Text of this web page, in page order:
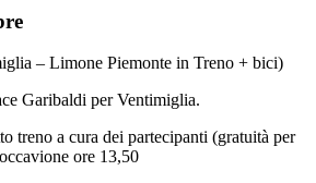
– Limone Piemonte in Treno + bici)
Garibaldi per Ventimiglia.
treno a cura dei partecipanti (gratuità per
ore 13,50